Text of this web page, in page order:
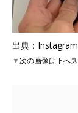
出典：
▼次の画像は下へ